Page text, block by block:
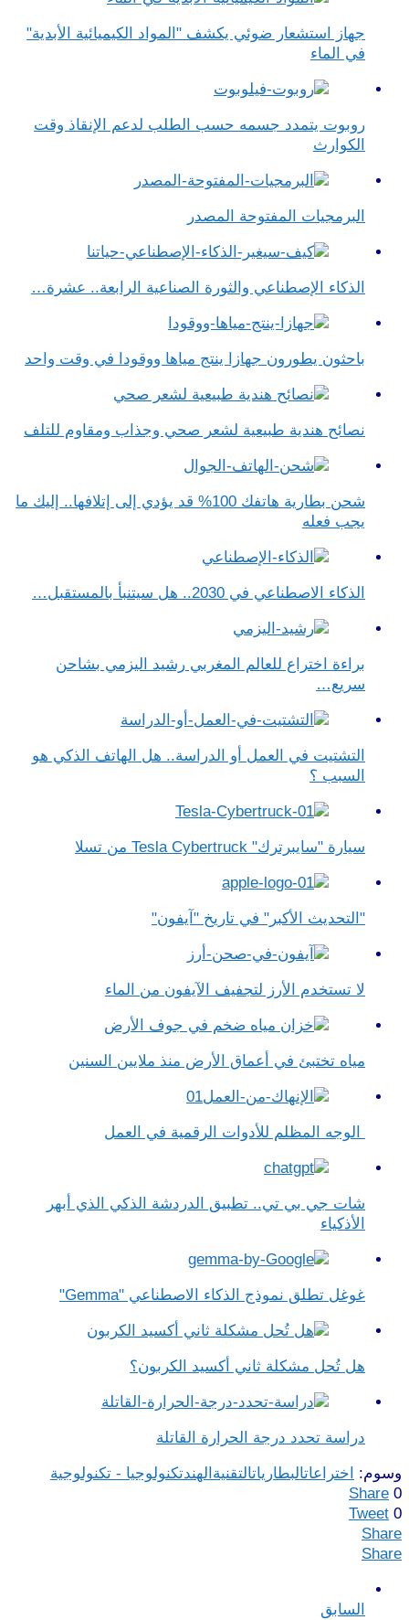
جهاز استشعار ضوئي يكشف "المواد الكيميائية الأبدية"
في الماء
روبوت يتمدد جسمه حسب الطلب لدعم الإنقاذ وقت
الكوارث
البرمجيات المفتوحة المصدر
الذكاء الإصطناعي والثورة الصناعية الرابعة.. عشرة…
باحثون يطورون جهازا ينتج مياها ووقودا في وقت واحد
نصائح هندية طبيعية لشعر صحي وجذاب ومقاوم للتلف
شحن بطارية هاتفك 100% قد يؤدي إلى إتلافها.. إليك ما
يجب فعله
الذكاء الاصطناعي في 2030.. هل سيتنبأ بالمستقبل…
براءة اختراع للعالم المغربي رشيد اليزمي بشاحن
سريع…
التشتيت في العمل أو الدراسة.. هل الهاتف الذكي هو
السبب ؟
سيارة "سايبرترك" Tesla Cybertruck من تسلا
"التحديث الأكبر" في تاريخ "آيفون"
لا تستخدم الأرز لتجفيف الآيفون من الماء
مياه تختبئ في أعماق الأرض منذ ملايين السنين
الوجه المظلم للأدوات الرقمية في العمل
شات جي بي تي.. تطبيق الدردشة الذكي الذي أبهر
الأذكياء
غوغل تطلق نموذج الذكاء الاصطناعي "Gemma"
هل تُحل مشكلة ثاني أكسيد الكربون؟
دراسة تحدد درجة الحرارة القاتلة
وسوم: اختراعاتالبطارياتالتقنية الهندتكنولوجيا - تكنولوجية
Share 0
Tweet 0
Share
Share
السابق